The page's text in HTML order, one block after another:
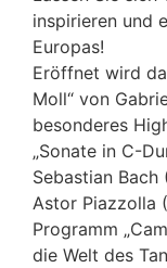
inspirieren und
Europas!
Eröffnet wird
Moll“ von
besonderes
„Sonate in C-
Sebastian
Astor Piazzolla
Programm
die Welt des